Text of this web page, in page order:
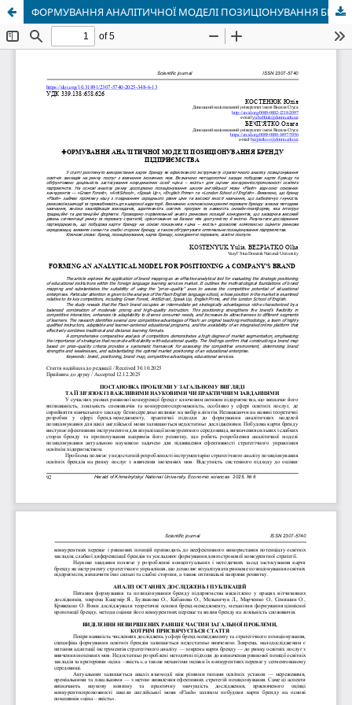
ФОРМУВАННЯ АНАЛІТИЧНОЇ МОДЕЛІ ПОЗИЦІОНУВАННЯ БРЕНДУ ПІДПРИЄМСТВА